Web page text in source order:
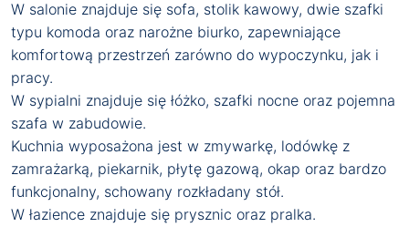
W salonie znajduje się sofa, stolik kawowy, dwie szafki
typu komoda oraz narożne biurko, zapewniające
komfortową przestrzeń zarówno do wypoczynku, jak i
pracy.
W sypialni znajduje się łóżko, szafki nocne oraz pojemna
szafa w zabudowie.
Kuchnia wyposażona jest w zmywarkę, lodówkę z
zamrażarką, piekarnik, płytę gazową, okap oraz bardzo
funkcjonalny, schowany rozkładany stół.
W łazience znajduje się prysznic oraz pralka.